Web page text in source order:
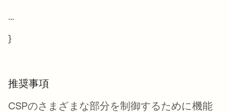
…
}
推奨事項
CSPのさまざまな部分を制御するために機能